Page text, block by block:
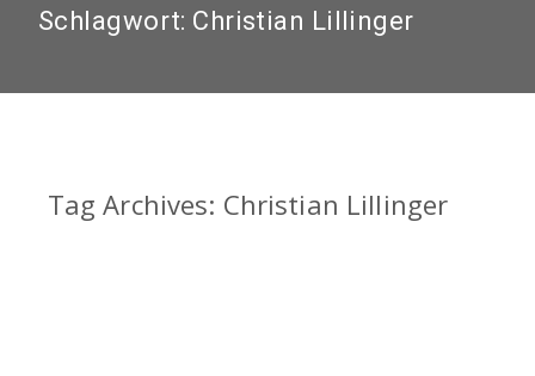
Schlagwort: Christian Lillinger
Tag Archives: Christian Lillinger